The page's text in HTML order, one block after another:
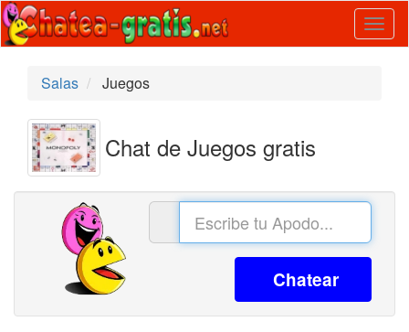
Salas
Juegos
Chat de Juegos gratis
Chatear